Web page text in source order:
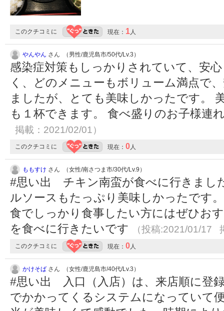
このクチコミに 現在： 1人
やんやん さん （男性/鹿児島市/50代/Lv.3）
感染症対策もしっかりされていて、安
く、どのメニューもボリューム満点で
ましたが、とても美味しかったです。
も１杯できます。 食べ盛りのお子様連
掲載：2021/02/01）
このクチコミに 現在： 0人
ももすけ さん （女性/南さつま市/30代/Lv.9）
#思い出 チキン南蛮が食べに行きまし
ルソースもたっぷり美味しかったです
食でしっかり食事したい方にはぜひお
を食べに行きたいです
（投稿:2021/01/17
このクチコミに 現在： 0人
かけそば さん （女性/鹿児島市/40代/Lv.3）
#思い出 入口（入店）は、来店順に登
でかかってくるシステムになっていて